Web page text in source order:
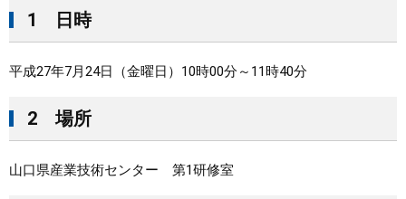
しごと・産業・観光
まちづくり
県政情報
1 日時
平成27年7月24日（金曜日）10時00分～11時40分
2 場所
山口県産業技術センター 第1研修室